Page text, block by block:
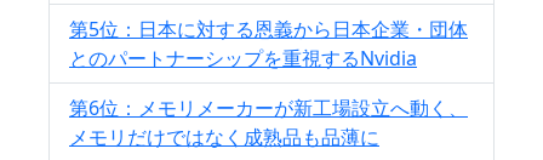
第5位：日本に対する恩義から日本企業・団体
とのパートナーシップを重視するNvidia
第6位：メモリメーカーが新工場設立へ動く、
メモリだけではなく成熟品も品薄に